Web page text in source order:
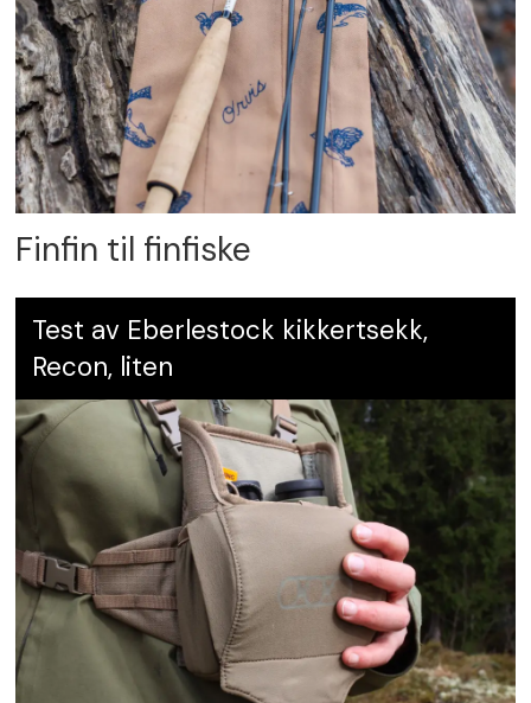
Finfin til finfiske
Test av Eberlestock kikkertsekk,
Recon, liten